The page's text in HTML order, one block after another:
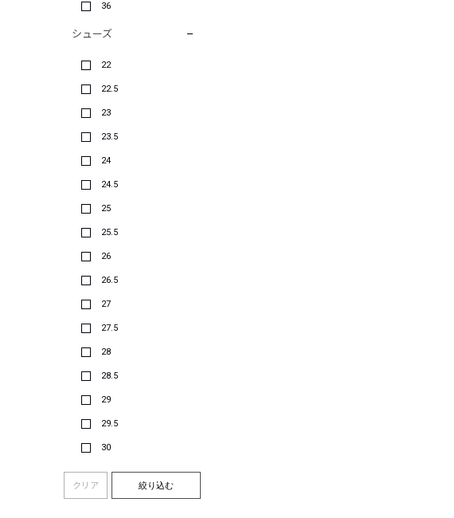
36
シューズ
22
22.5
23
23.5
24
24.5
25
25.5
26
26.5
27
27.5
28
28.5
29
29.5
30
クリア 絞り込む